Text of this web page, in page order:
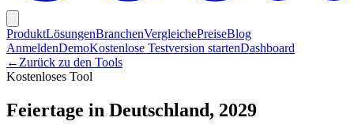
ProduktLösungenBranchenVergleichePreiseBlog
AnmeldenDemoKostenlose Testversion startenDashboard
← Zurück zu den Tools
Kostenloses Tool
Feiertage in Deutschland, 2029